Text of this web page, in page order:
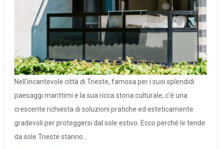
Nell'incantevole città di Trieste, famosa per i suoi splendidi
paesaggi marittimi e la sua ricca storia culturale, c'è una
crescente richiesta di soluzioni pratiche ed esteticamente
gradevoli per proteggersi dal sole estivo. Ecco perché le tende
da sole Trieste stanno…